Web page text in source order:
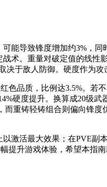
能导致锋度增加约3%，
术。重量对破定值的线
于敌人防御。硬度作为
品质，比例达3.5%。若
硬度提升。换算成20级
重铸轻铸组合则偏向锋
激活最大效果；在PVE
升游戏体验，希望本指